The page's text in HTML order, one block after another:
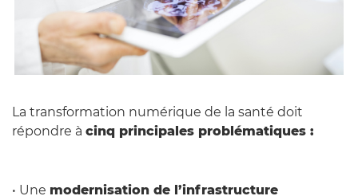
La transformation numérique de la santé doit
répondre à cinq principales problématiques :
• Une modernisation de l’infrastructure